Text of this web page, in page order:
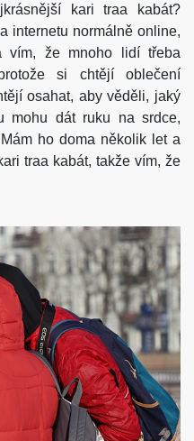
kari traa kabát?
internetu normálně online,
vím, že mnoho lidí třeba
si chtějí oblečení
osahat, aby věděli, jaký
mohu dát ruku na srdce,
ho doma několik let a
traa kabát, takže vím, že